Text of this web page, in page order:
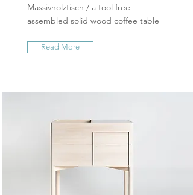
Massivholztisch / a tool free
assembled solid wood coffee table
Read More